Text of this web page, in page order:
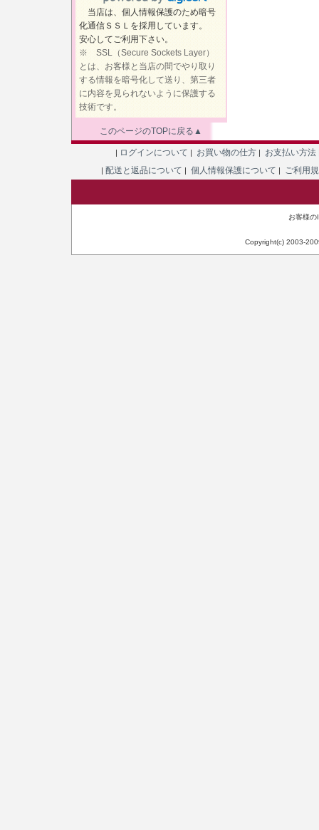
当店は、個人情報保護のため暗号
化通信ＳＳＬを採用しています。
安心してご利用下さい。
※ SSL（Secure Sockets Layer）
とは、お客様と当店の間でやり取り
する情報を暗号化して送り、第三者
に内容を見られないように保護する
技術です。
このページのTOPに戻る▲
| ログインについて | お買い物の仕方 | お支払い方法
| 配送と返品について | 個人情報保護について | ご利用
お客様
Copyright(c) 2003-